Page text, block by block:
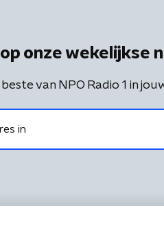
onze wekelijkse
van NPO Radio 1 in